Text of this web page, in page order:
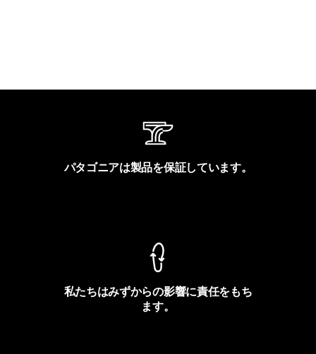
パタゴニアは製品を保証しています。
私たちはみずからの影響に責任をもち
ます。